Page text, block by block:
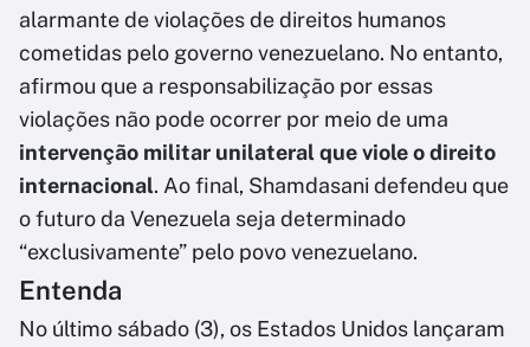
alarmante de violações de direitos humanos
cometidas pelo governo venezuelano. No entanto,
afirmou que a responsabilização por essas
violações não pode ocorrer por meio de uma
intervenção militar unilateral que viole o direito
internacional. Ao final, Shamdasani defendeu que
o futuro da Venezuela seja determinado
“exclusivamente” pelo povo venezuelano.
Entenda
No último sábado (3), os Estados Unidos lançaram